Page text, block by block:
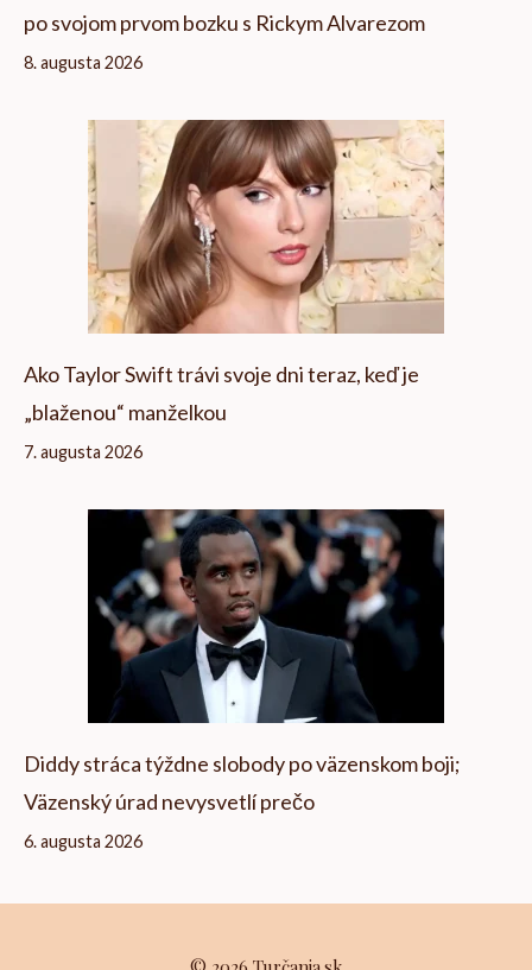
po svojom prvom bozku s Rickym Alvarezom
8. augusta 2026
Ako Taylor Swift trávi svoje dni teraz, keď je
„blaženou“ manželkou
7. augusta 2026
Diddy stráca týždne slobody po väzenskom boji;
Väzenský úrad nevysvetlí prečo
6. augusta 2026